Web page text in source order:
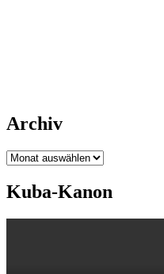
Archiv
Archiv
Kuba-Kanon